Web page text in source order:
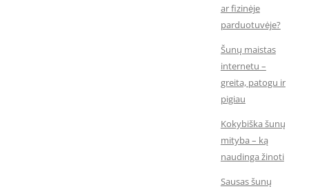
ar fizinėje
parduotuvėje?
Šunų maistas
internetu –
greita, patogu ir
pigiau
Kokybiška šunų
mityba – ką
naudinga žinoti
Sausas šunų